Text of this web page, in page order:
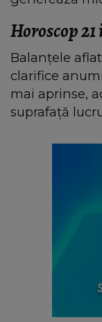
Horoscop
Balanțele
clarifice
mai aprinse,
suprafață